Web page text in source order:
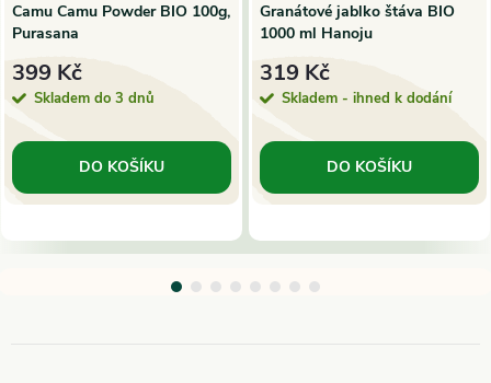
Camu Camu Powder BIO 100g,
Purasana
399 Kč
Skladem do 3 dnů
DO KOŠÍKU
Granátové jablko štáva BIO
1000 ml Hanoju
319 Kč
Skladem - ihned k dodání
DO KOŠÍKU